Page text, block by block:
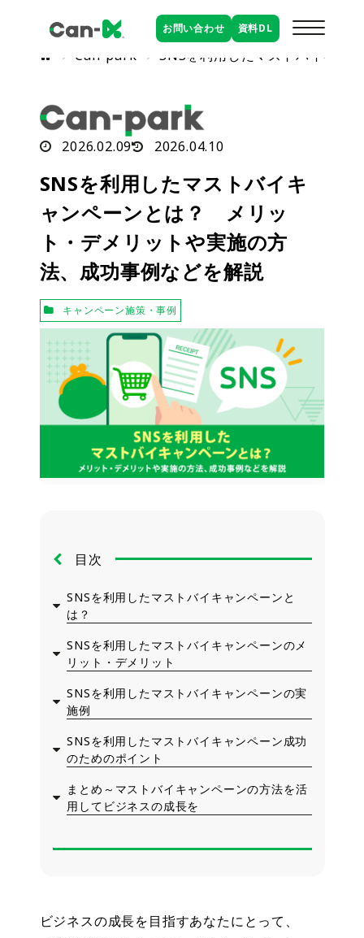
お問い合わせ 資料DL
Can-park SNSを利用したマストバイキャ
2026.02.09 2026.04.10
SNSを利用したマストバイキ
ャンペーンとは？ メリッ
ト・デメリットや実施の方
法、成功事例などを解説
キャンペーン施策・事例
目次
SNSを利用したマストバイキャンペーンと
は？
SNSを利用したマストバイキャンペーンのメ
リット・デメリット
SNSを利用したマストバイキャンペーンの実
施例
SNSを利用したマストバイキャンペーン成功
のためのポイント
まとめ～マストバイキャンペーンの方法を活
用してビジネスの成長を
ビジネスの成長を目指すあなたにとって、